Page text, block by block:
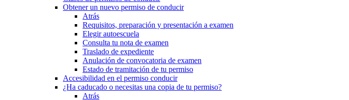
Obtener un nuevo permiso de conducir
Atrás
Requisitos, preparación y presentación a examen
Elegir autoescuela
Consulta tu nota de examen
Traslado de expediente
Anulación de convocatoria de examen
Estado de tramitación de tu permiso
Accesibilidad en el permiso conducir
¿Ha caducado o necesitas una copia de tu permiso?
Atrás